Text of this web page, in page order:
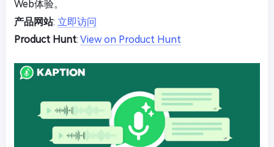
Web体验。
产品网站: 立即访问
Product Hunt: View on Product Hunt